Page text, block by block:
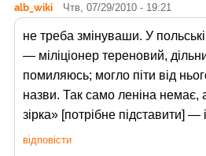
alb_wiki Чтв, 07/29/2010 - 19:21
не треба змінуваши. У
— міліціонер тереновий,
помиляюсь; могло піти від
назви. Так само леніна немає,
зірка» [потрібне підставити]
відповісти